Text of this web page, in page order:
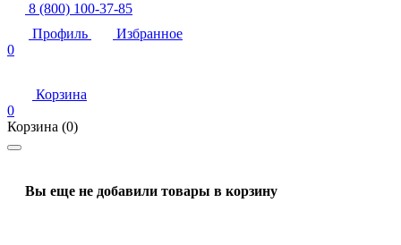
8 (800) 100-37-85
Профиль
Избранное
0
Корзина
0
Корзина (0)
Вы еще не добавили товары в корзину